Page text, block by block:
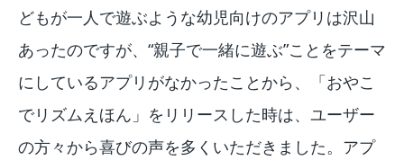
どもが一人で遊ぶような幼児向けのアプリは沢山
あったのですが、“親子で一緒に遊ぶ”ことをテーマ
にしているアプリがなかったことから、「おやこ
でリズムえほん」をリリースした時は、ユーザー
の方々から喜びの声を多くいただきました。アプ